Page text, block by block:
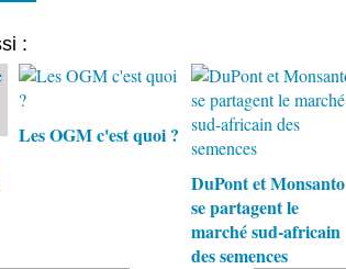
:
Les OGM c'est quoi ?
DuPont et Monsanto
se partagent le
marché sud-africain
des semences